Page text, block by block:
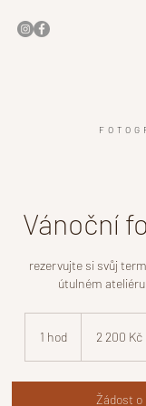
Vánoční
rezervujte si svůj
útulném
1 hod1
korun2 200 Kč
Žádost o